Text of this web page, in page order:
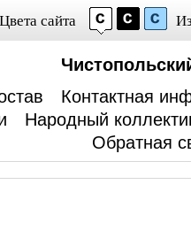
Цвета сайта
Контактная
Народный
Обратная